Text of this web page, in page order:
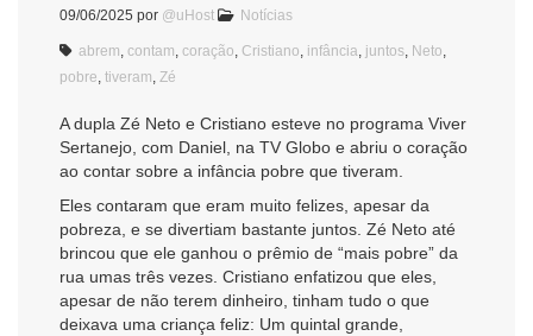
09/06/2025 por @uHost Notícias
abrem contam coração Cristiano infância juntos Neto
pobre tiveram Zé
A dupla Zé Neto e Cristiano esteve no programa Viver
Sertanejo, com Daniel, na TV Globo e abriu o coração
ao contar sobre a infância pobre que tiveram.
Eles contaram que eram muito felizes, apesar da
pobreza, e se divertiam bastante juntos. Zé Neto até
brincou que ele ganhou o prêmio de “mais pobre” da
rua umas três vezes. Cristiano enfatizou que eles,
apesar de não terem dinheiro, tinham tudo o que
deixava uma criança feliz: Um quintal grande,